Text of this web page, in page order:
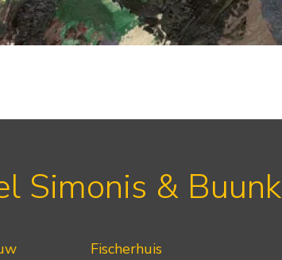
Simonis & Buunk
Fischerhuis